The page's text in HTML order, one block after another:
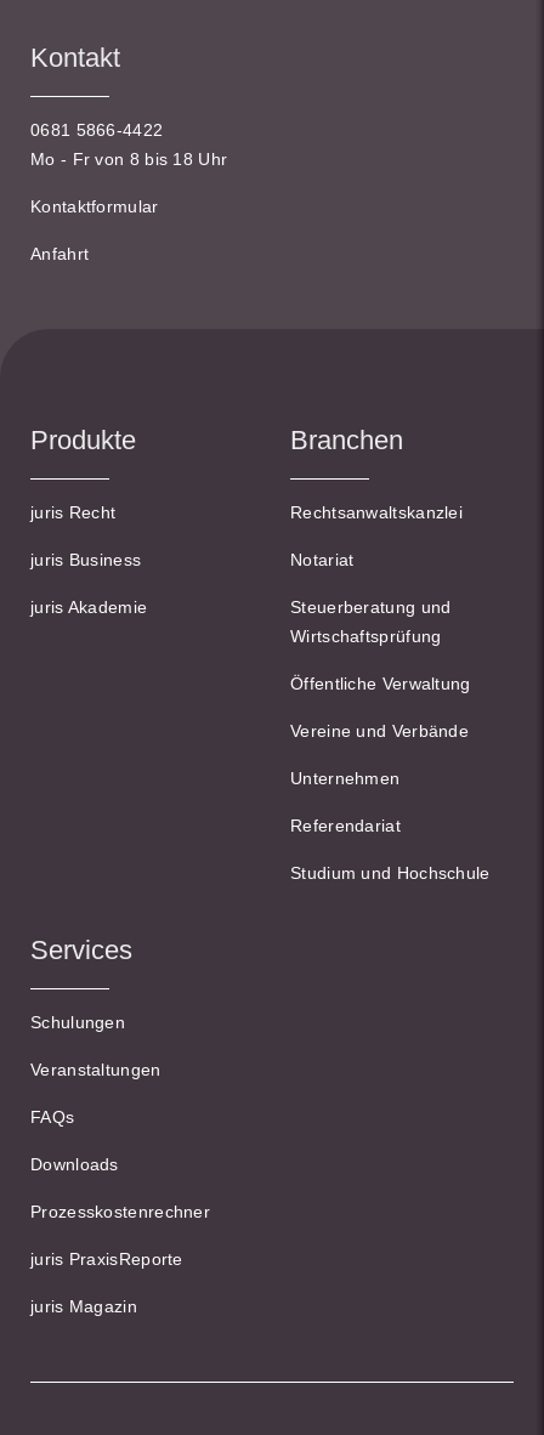
Kontakt
0681 5866-4422
Mo - Fr von 8 bis 18 Uhr
Kontaktformular
Anfahrt
Produkte
juris Recht
juris Business
juris Akademie
Branchen
Rechtsanwaltskanzlei
Notariat
Steuerberatung und
Wirtschaftsprüfung
Öffentliche Verwaltung
Vereine und Verbände
Unternehmen
Referendariat
Studium und Hochschule
Services
Schulungen
Veranstaltungen
FAQs
Downloads
Prozesskostenrechner
juris PraxisReporte
juris Magazin